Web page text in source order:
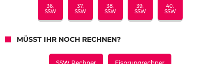
36.
SSW
37.
SSW
38.
SSW
39.
SSW
40.
SSW
MÜSST IHR NOCH RECHNEN?